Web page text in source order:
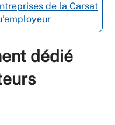
de la Carsat
dédié